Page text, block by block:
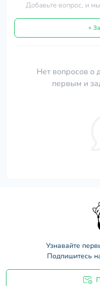
Добавьте вопрос, и
+
Нет вопросов о
первым и
Узнавайте
Подпишитесь